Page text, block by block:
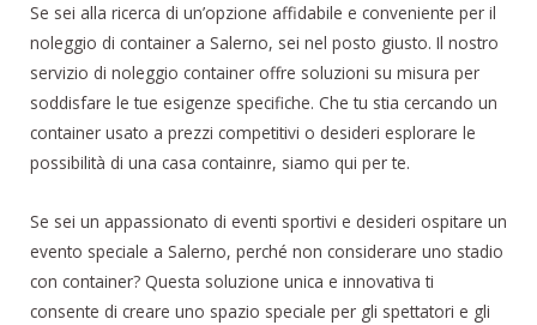
Se sei alla ricerca di un’opzione affidabile e conveniente per il
noleggio di container a Salerno, sei nel posto giusto. Il nostro
servizio di noleggio container offre soluzioni su misura per
soddisfare le tue esigenze specifiche. Che tu stia cercando un
container usato a prezzi competitivi o desideri esplorare le
possibilità di una casa containre, siamo qui per te.
Se sei un appassionato di eventi sportivi e desideri ospitare un
evento speciale a Salerno, perché non considerare uno stadio
con container? Questa soluzione unica e innovativa ti
consente di creare uno spazio speciale per gli spettatori e gli